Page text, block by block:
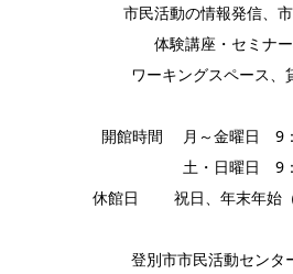
市民活動の情報発信、
体験講座・セミナ
ワーキングスペース、
開館時間 月～金曜日 9
土・日曜日 9：00
休館日 祝日、年末年始（
登別市市民活動センタ